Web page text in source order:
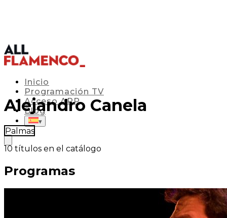
Inicio
Programación TV
Acceso APP
Blog
▾
Alejandro Canela
Palmas
10 títulos en el catálogo
Programas